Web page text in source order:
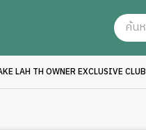
LAH TH OWNER EXCLUSIVE CLUB